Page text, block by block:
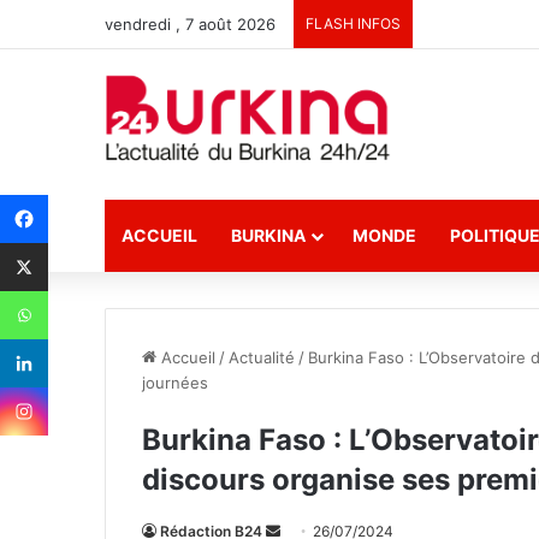
vendredi , 7 août 2026 FLASH INFOS
ACCUEIL BURKINA MONDE POLITIQUE
Accueil / Actualité / Burkina Faso :
journées
Burkina Faso :
discours organise ses
Rédaction B24 26/07/2024